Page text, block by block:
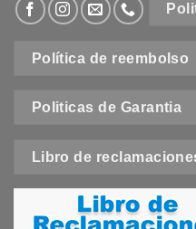
Política de reembolso
Politicas de Garantia
Libro de